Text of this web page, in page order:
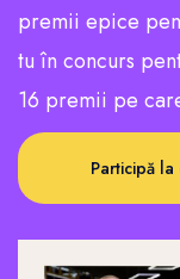
premii epice
tu în concurs
16 premii pe
Participă la